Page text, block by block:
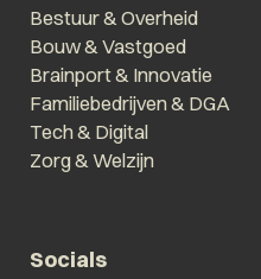
Bestuur & Overheid
Bouw & Vastgoed
Brainport & Innovatie
Familiebedrijven & DGA
Tech & Digital
Zorg & Welzijn
Socials